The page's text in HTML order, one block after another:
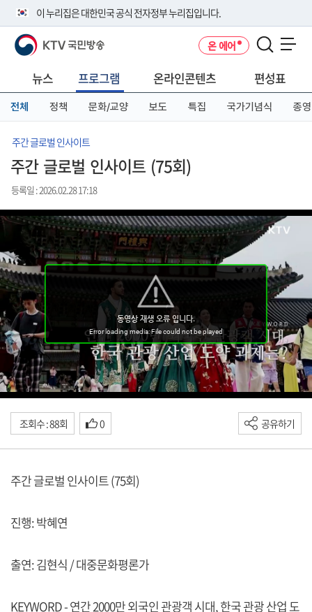
이 누리집은 대한민국 공식 전자정부 누리집입니다.
공식 누리집 주소 확인하기
니다.
이밖에 or.kr 또는 .kr등 다른 도메인 주소를 사용하고 있다면 아래 URL에
서 도메인 주소를 확인해 보세요
KTV 국민방송 온 에어
뉴스 프로그램 온라인콘텐츠 편성표
전체 정책 문화/교양 보도 특집 국가기념식 종영
주간 글로벌 인사이트
주간 글로벌 인사이트 (75회)
등록일 : 2026.02.28 17:18
조회수 : 88회 0 공유하기
주간 글로벌 인사이트 (75회)
진행: 박혜연
출연: 김현식 / 대중문화평론가
KEYWORD - 연간 2000만 외국인 관광객 시대, 한국 관광 산업 도